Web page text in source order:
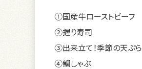
①国産牛ローストビーフ
②握り寿司
③出来立て！季節の天ぷら
④鯛しゃぶ